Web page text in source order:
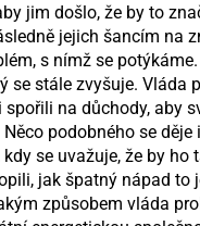
jim došlo, že by to
jejich šancím na
s nímž se
se stále zvyšuje. Vláda
spořili na důchody, aby
podobného se děje
se uvažuje, že by ho
jak špatný nápad to
způsobem vláda